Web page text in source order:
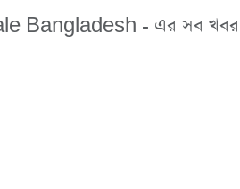
Bangladesh - এর সব খবর